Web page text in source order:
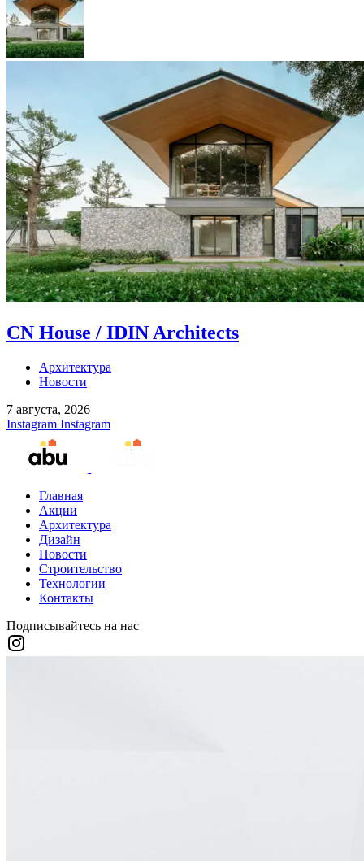
CN House / IDIN Architects
Архитектура
Новости
7 августа, 2026
Instagram Instagram
Главная
Акции
Архитектура
Дизайн
Новости
Строительство
Технологии
Контакты
Подписывайтесь на нас